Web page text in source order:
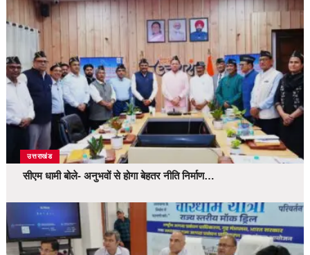
उत्तराखंड
सीएम धामी बोले- अनुभवों से होगा बेहतर नीति निर्माण…